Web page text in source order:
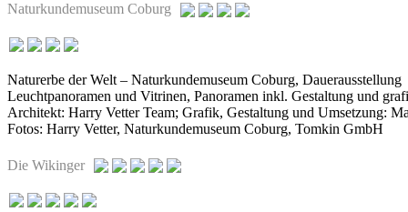
Naturkundemuseum Coburg
Naturerbe der Welt – Naturkundemuseum Coburg, Dauerausstellung
Leuchtpanoramen und Vitrinen, Panoramen inkl. Gestaltung und
Architekt: Harry Vetter Team; Grafik, Gestaltung und Umsetzung:
Fotos: Harry Vetter, Naturkundemuseum Coburg, Tomkin GmbH
Die Wikinger